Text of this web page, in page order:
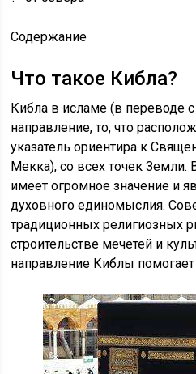
Содержание
Что такое Кибла?
Кибла в исламе (в переводе с
направление, то, что
указатель ориентира к
Мекка), со всех точек
имеет огромное значение и
духовного единомыслия.
традиционных религиозных
строительстве мечетей и
направление Киблы помогает